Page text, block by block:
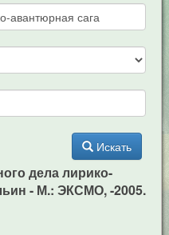
Искать
дела лирико-
- М.: ЭКСМО, -2005.